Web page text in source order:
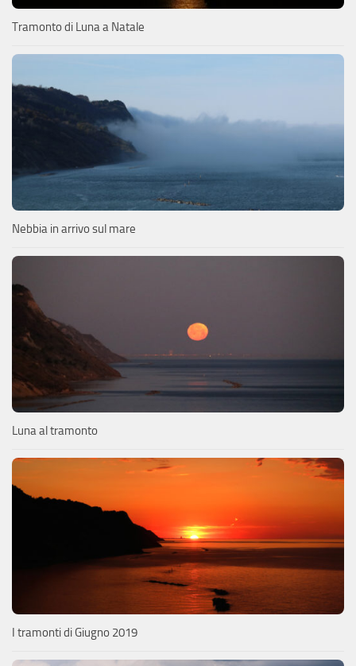
Tramonto di Luna a Natale
Nebbia in arrivo sul mare
Luna al tramonto
I tramonti di Giugno 2019